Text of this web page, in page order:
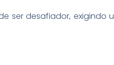
ser desafiador, exigindo